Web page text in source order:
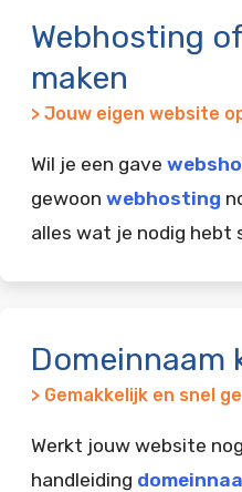
Webhosting
maken
> Jouw eigen website
Wil je een gave
gewoon webhosting
alles wat je nodig hebt
Domeinnaam
> Gemakkelijk en snel
Werkt jouw website
handleiding